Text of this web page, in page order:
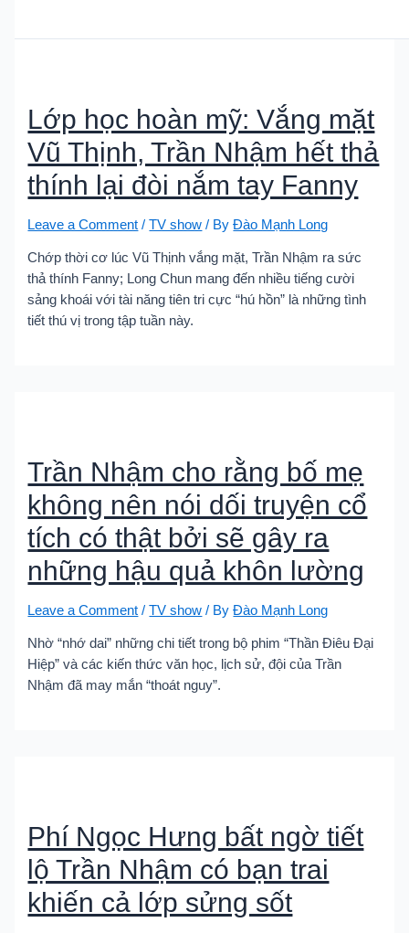
Lớp học hoàn mỹ: Vắng mặt
Vũ Thịnh, Trần Nhậm hết thả
thính lại đòi nắm tay Fanny
Leave a Comment /TV show / ByĐào Mạnh Long
Chớp thời cơ lúc Vũ Thịnh vắng mặt, Trần Nhậm ra sức
thả thính Fanny; Long Chun mang đến nhiều tiếng cười
sảng khoái với tài năng tiên tri cực “hú hồn” là những tình
tiết thú vị trong tập tuần này.
Trần Nhậm cho rằng bố mẹ
không nên nói dối truyện cổ
tích có thật bởi sẽ gây ra
những hậu quả khôn lường
Leave a Comment /TV show / ByĐào Mạnh Long
Nhờ “nhớ dai” những chi tiết trong bộ phim “Thần Điêu Đại
Hiệp” và các kiến thức văn học, lịch sử, đội của Trần
Nhậm đã may mắn “thoát nguy”.
Phí Ngọc Hưng bất ngờ tiết
lộ Trần Nhậm có bạn trai
khiến cả lớp sửng sốt